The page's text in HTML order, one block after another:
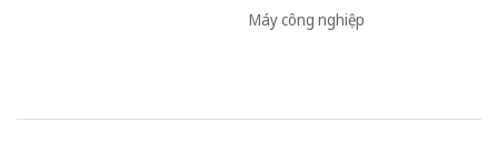
Máy công nghiệp